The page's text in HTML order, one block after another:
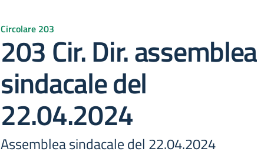
Circolare 203
203 Cir. Dir. assemblea
sindacale del
22.04.2024
Assemblea sindacale del 22.04.2024